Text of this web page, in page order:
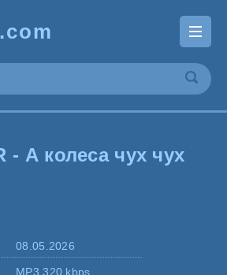
- А колеса чух чух
08.05.2026
MP3 320 kbps